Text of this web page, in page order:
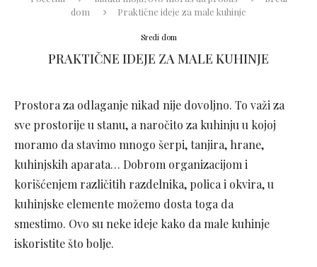
dom
Praktične ideje za male kuhinje
Sredi dom
PRAKTIČNE IDEJE ZA MALE KUHINJE
Prostora za odlaganje nikad nije dovoljno. To važi za
sve prostorije u stanu, a naročito za kuhinju u kojoj
moramo da stavimo mnogo šerpi, tanjira, hrane,
kuhinjskih aparata… Dobrom organizacijom i
korišćenjem različitih razdelnika, polica i okvira, u
kuhinjske elemente možemo dosta toga da
smestimo. Ovo su neke ideje kako da male kuhinje
iskoristite što bolje.